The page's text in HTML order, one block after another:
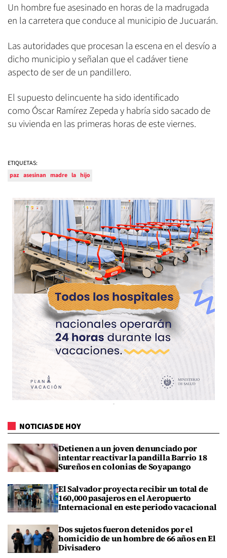
Un hombre fue asesinado en horas de la madrugada
en la carretera que conduce al municipio de Jucuarán.
Las autoridades que procesan la escena en el desvío a
dicho municipio y señalan que el cadáver tiene
aspecto de ser de un pandillero.
El supuesto delincuente ha sido identificado
como Óscar Ramírez Zepeda y habría sido sacado de
su vivienda en las primeras horas de este viernes.
ETIQUETAS:
paz asesinan madre la hijo
NOTICIAS DE HOY
Detienen a un joven denunciado por
intentar reactivar la pandilla Barrio 18
Sureños en colonias de Soyapango
El Salvador proyecta recibir un total de
160,000 pasajeros en el Aeropuerto
Internacional en este periodo vacacional
Dos sujetos fueron detenidos por el
homicidio de un hombre de 66 años en El
Divisadero